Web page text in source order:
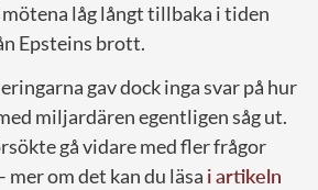
låg långt tillbaka i tiden
Epsteins brott.
gav dock inga svar på hur
miljardären egentligen såg ut.
gå vidare med fler frågor
om det kan du läsa i artikeln